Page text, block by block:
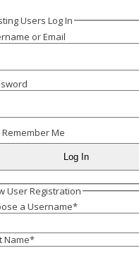
Users Log In
or Email
Remember Me
User Registration
a Username*
Name*